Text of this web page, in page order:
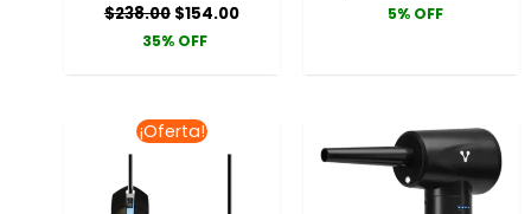
$238.00 $154.00
35% OFF
5% OFF
¡Oferta!
El
precio